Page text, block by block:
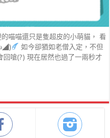
喵喵還只是隻超皮的小萌貓， 看
如今卻猶如老僧入定，不但
嗆(?) 現在居然也過了一兩秒才